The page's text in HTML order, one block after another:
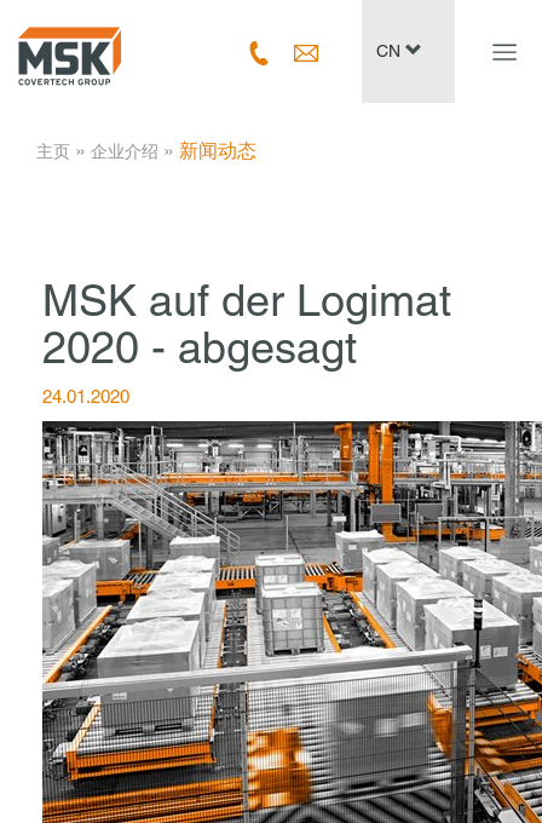
CN
主页 ­ » ­ 企业介绍 ­ » ­ 新闻动态
MSK auf der Logimat
2020 - abgesagt
24.01.2020